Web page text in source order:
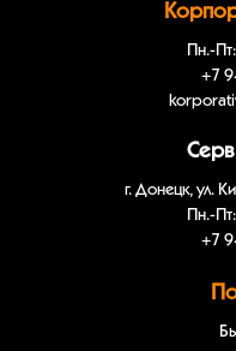
Пн.-
+7
г. Донецк, ул.
Пн.-
+7